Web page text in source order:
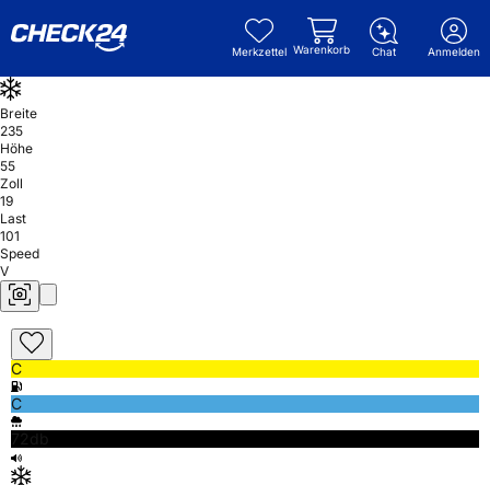
Merkzettel Warenkorb Chat Anmelden
Breite
235
Höhe
55
Zoll
19
Last
101
Speed
V
C
C
72db